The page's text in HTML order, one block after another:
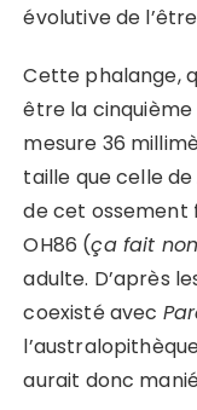
évolutive de
Cette phalange,
être la cinquième
mesure 36
taille que celle de
de cet
OH86 (ça fait
adulte. D’après
coexisté avec
aurait donc